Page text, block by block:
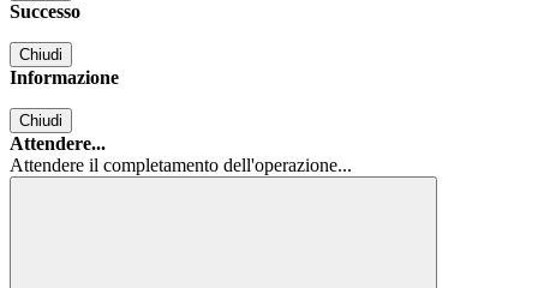
Successo
Chiudi
Informazione
Chiudi
Attendere...
Attendere il completamento dell'operazione...